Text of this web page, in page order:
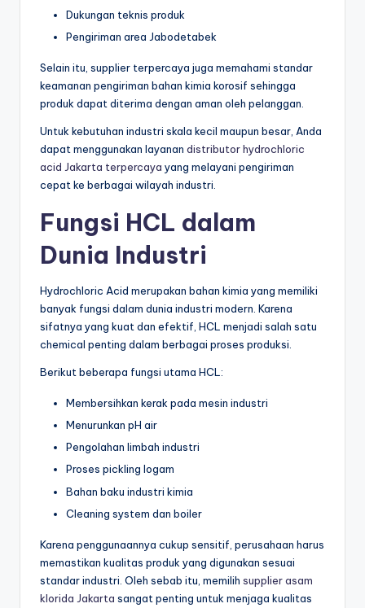
Dukungan teknis produk
Pengiriman area Jabodetabek
Selain itu, supplier terpercaya juga memahami standar
keamanan pengiriman bahan kimia korosif sehingga
produk dapat diterima dengan aman oleh pelanggan.
Untuk kebutuhan industri skala kecil maupun besar, Anda
dapat menggunakan layanan distributor hydrochloric
acid Jakarta terpercaya yang melayani pengiriman
cepat ke berbagai wilayah industri.
Fungsi HCL dalam
Dunia Industri
Hydrochloric Acid merupakan bahan kimia yang memiliki
banyak fungsi dalam dunia industri modern. Karena
sifatnya yang kuat dan efektif, HCL menjadi salah satu
chemical penting dalam berbagai proses produksi.
Berikut beberapa fungsi utama HCL:
Membersihkan kerak pada mesin industri
Menurunkan pH air
Pengolahan limbah industri
Proses pickling logam
Bahan baku industri kimia
Cleaning system dan boiler
Karena penggunaannya cukup sensitif, perusahaan harus
memastikan kualitas produk yang digunakan sesuai
standar industri. Oleh sebab itu, memilih supplier asam
klorida Jakarta sangat penting untuk menjaga kualitas